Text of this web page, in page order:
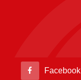
Facebook